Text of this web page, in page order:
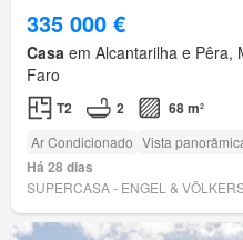
335 000 €
Casa em Alcantarilha e Pêra,
Faro
T2 2 68 m²
Ar Condicionado Vista
Há 28 dias
SUPERCASA - ENGEL &